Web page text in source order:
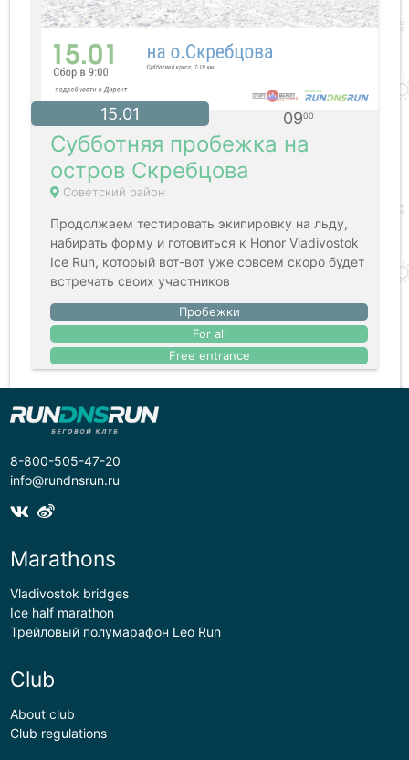
15.01 0900
Субботняя пробежка на
остров Скребцова
Советский район
Продолжаем тестировать экипировку на льду,
набирать форму и готовиться к Honor Vladivostok
Ice Run, который вот-вот уже совсем скоро будет
встречать своих участников
Пробежки
For all
Free entrance
8-800-505-47-20
info@rundnsrun.ru
Marathons
Vladivostok bridges
Ice half marathon
Трейловый полумарафон Leo Run
Club
About club
Club regulations